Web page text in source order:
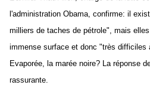
l'administration Obama, confirme: il
milliers de taches de pétrole", mais
immense surface et donc "très difficiles
Evaporée, la marée noire? La réponse
rassurante.